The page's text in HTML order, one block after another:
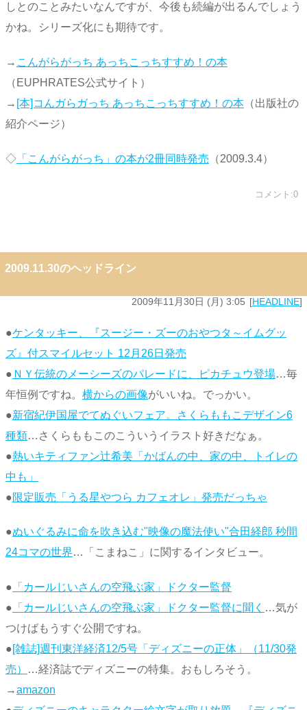
しとのことみたいなんですが、今後も続編が出るんでしょう
かね。シリーズ化にも期待です。
→ こんがらがっち あっちこっちすすめ！の本
（EUPHRATES公式サイト）
→ [本]コんガらガっち あっちこっちすすめ！の本 （出版社の
紹介ページ）
◇ 「こんがらがっち」の本が2冊同時発売 （2009.3.4）
コメント:0
2009.11.30のヘッドライン
2009年11月30日 (月) 3:05 HEADLINE
●ケンタッキー、『スージー・ズーのおやつタ～イムグッ
ズ』付スマイルセット 12月26日発売
● ＮＹ伝統のメーシーズのパレードに、ピカチュウ登場…毎
年恒例ですね。 横からの画像がいいね。でっかい。
●新宿紀伊国屋でてぬぐいフェア。さくらももこデザイン6
種類…さくらももこのこういうイラスト好きだなぁ。
●熱いキティファン辻希美「かばんの中、家の中、トイレの
中も」
●限定販売「うる星やつら カフェオレ」発売だっちゃ
●ぬいぐるみに命を吹き込む"映像の魔法使い"合田経郎 秒間
24コマの世界…「こまねこ」に関するインタビュー。
● 「カールじいさんの空飛ぶ家」ドクター監督
● 「カールじいさんの空飛ぶ家」ドクター監督に聞く …気が
つけばもうすぐ公開ですね。
●[雑誌]週刊東洋経済12/5号「ディズニーの正体」（11/30発
売）
…経済誌でディズニーの特集。おもしろそう。
→amazon